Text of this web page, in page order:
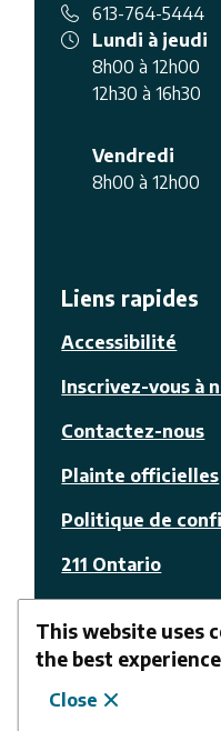
This website uses
the best
Close
613-764-5444
Lundi à jeudi
8h00 à 12h00
12h30 à 16h30
Vendredi
8h00 à 12h00
Liens rapides
Accessibilité
Inscrivez-vous à
Contactez-nous
Plainte officielles
Politique de
211 Ontario
Suivez-nous